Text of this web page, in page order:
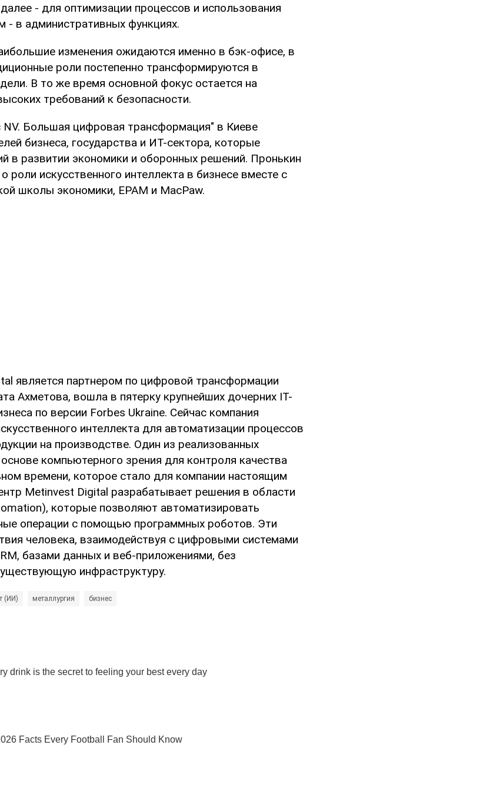
- для оптимизации процессов и использования
- в административных функциях.
изменения ожидаются именно в бэк-офисе, в
роли постепенно трансформируются в
В то же время основной фокус остается на
требований к безопасности.
Большая цифровая трансформация" в Киеве
бизнеса, государства и ИТ-сектора, которые
в развитии экономики и оборонных решений. Пронькин
роли искусственного интеллекта в бизнесе вместе с
школы экономики, EPAM и MacPaw.
является партнером по цифровой трансформации
Ахметова, вошла в пятерку крупнейших дочерних IT-
по версии Forbes Ukraine. Сейчас компания
интеллекта для автоматизации процессов
на производстве. Один из реализованных
компьютерного зрения для контроля качества
времени, которое стало для компании настоящим
Metinvest Digital разрабатывает решения в области
которые позволяют автоматизировать
операции с помощью программных роботов. Эти
человека, взаимодействуя с цифровыми системами
базами данных и веб-приложениями, без
инфраструктуру.
(ИИ) металлургия бизнес